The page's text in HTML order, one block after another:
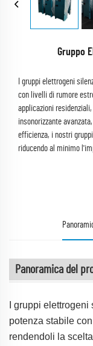
Gruppo
I gruppi elettrogeni
con livelli di rumore
applicazioni
insonorizzante
efficienza, i nostri
riducendo al minimo
Panoramica del
I gruppi
potenza stabile
rendendoli la